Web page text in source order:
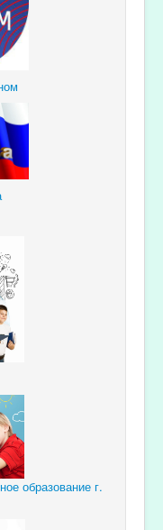
образование г.